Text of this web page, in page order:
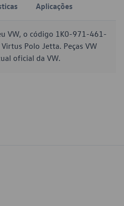
Aplicações
VW, o código 1K0-971-461-
Polo Jetta. Peças VW
oficial da VW.